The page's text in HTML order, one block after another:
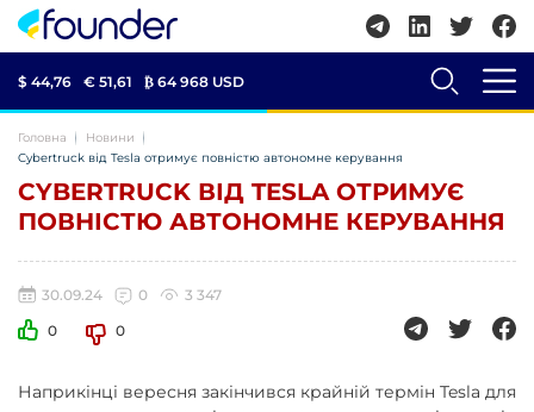
$ 44,76 € 51,61 ₿ 64 968 USD
Головна
Новини
Cybertruck від Tesla отримує повністю автономне керування
CYBERTRUCK ВІД TESLA ОТРИМУЄ
ПОВНІСТЮ АВТОНОМНЕ КЕРУВАННЯ
30.09.24 0
3 347
0
0
Наприкінці вересня закінчився крайній термін Tesla для